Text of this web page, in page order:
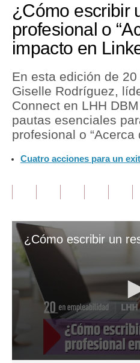
Economía
Mercados
Política
Tu Dinero
Finanzas Personales
Inmobiliarias
Plus G
Editorial
Pregunta de hoy
Blogs
Tendencias
Viajes
¿Cómo escribir
profesional o
impacto en
En esta edición de
Giselle Rodríguez,
Connect en LHH
pautas esenciales
profesional o “Acerca
Cuatro acciones para un